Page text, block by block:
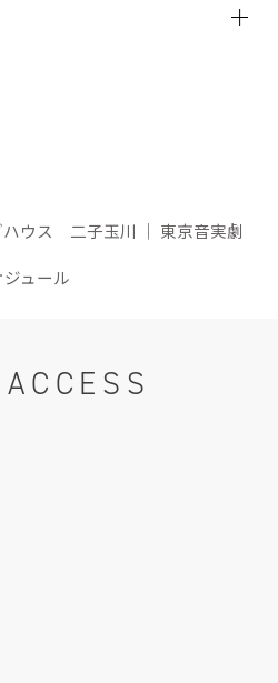
ハウス 二子玉川 ｜ 東京音実劇
ジュール
ACCESS